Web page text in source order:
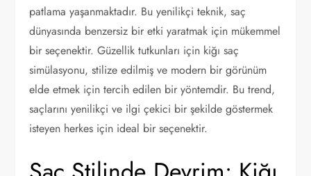
patlama yaşanmaktadır. Bu yenilikçi teknik, saç
dünyasında benzersiz bir etki yaratmak için mükemmel
bir seçenektir. Güzellik tutkunları için kiğı saç
simülasyonu, stilize edilmiş ve modern bir görünüm
elde etmek için tercih edilen bir yöntemdir. Bu trend,
saçlarını yenilikçi ve ilgi çekici bir şekilde göstermek
isteyen herkes için ideal bir seçenektir.